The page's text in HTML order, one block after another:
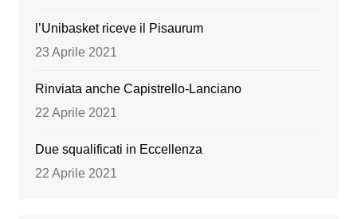
l’Unibasket riceve il Pisaurum
23 Aprile 2021
Rinviata anche Capistrello-Lanciano
22 Aprile 2021
Due squalificati in Eccellenza
22 Aprile 2021